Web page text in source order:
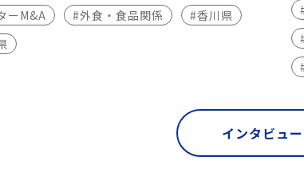
ーM&A
#外食・食品関係
#香川県
インタビュ